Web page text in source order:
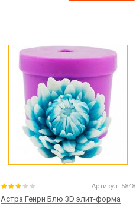
Артикул: 5848
Астра Генри Блю 3D элит-форма